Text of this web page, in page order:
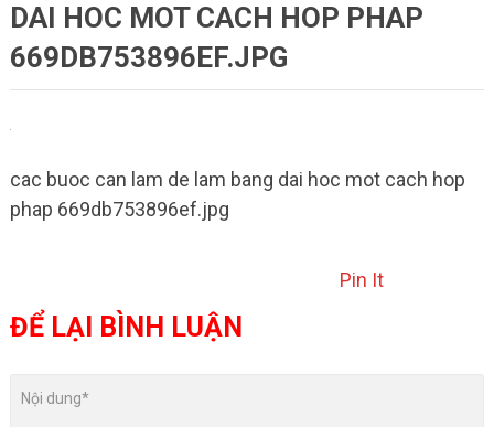
DAI HOC MOT CACH HOP PHAP
669DB753896EF.JPG
cac buoc can lam de lam bang dai hoc mot cach hop
phap 669db753896ef.jpg
Pin It
ĐỂ LẠI BÌNH LUẬN